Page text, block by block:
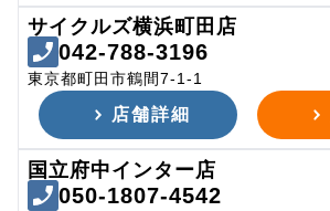
サイクルズ横浜町田店
042-788-3196
東京都町田市鶴間7-1-1
店舗詳細
国立府中インター店
050-1807-4542